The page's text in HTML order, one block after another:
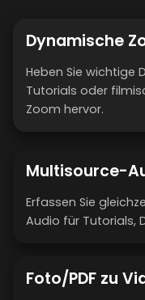
Dynamische
Heben Sie wichtige
Tutorials oder
Zoom hervor.
Multisource-
Erfassen Sie
Audio für Tutorials,
Foto/PDF zu